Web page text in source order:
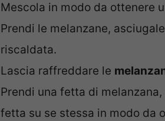
Mescola in modo da ottenere
Prendi le melanzane,
riscaldata.
Lascia raffreddare le
Prendi una fetta di
fetta su se stessa in modo da